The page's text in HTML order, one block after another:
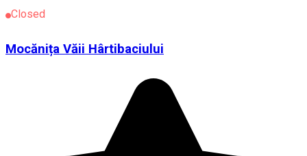
Closed
Mocănița Văii Hârtibaciului